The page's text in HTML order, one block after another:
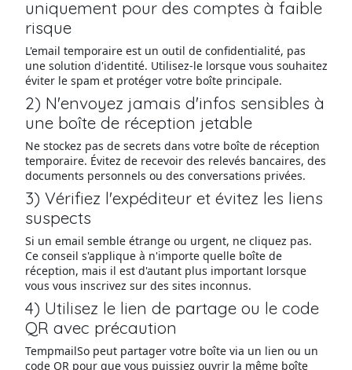
uniquement pour des comptes à faible
risque
L'email temporaire est un outil de confidentialité, pas
une solution d'identité. Utilisez-le lorsque vous souhaitez
éviter le spam et protéger votre boîte principale.
2) N'envoyez jamais d'infos sensibles à
une boîte de réception jetable
Ne stockez pas de secrets dans votre boîte de réception
temporaire. Évitez de recevoir des relevés bancaires, des
documents personnels ou des conversations privées.
3) Vérifiez l'expéditeur et évitez les liens
suspects
Si un email semble étrange ou urgent, ne cliquez pas.
Ce conseil s'applique à n'importe quelle boîte de
réception, mais il est d'autant plus important lorsque
vous vous inscrivez sur des sites inconnus.
4) Utilisez le lien de partage ou le code
QR avec précaution
TempmailSo peut partager votre boîte via un lien ou un
code QR pour que vous puissiez ouvrir la même boîte